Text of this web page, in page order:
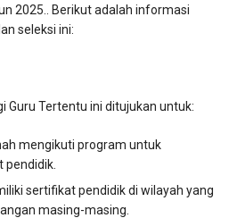
2025.. Berikut adalah informasi
seleksi ini:
Guru Tertentu ini ditujukan untuk:
mengikuti program untuk
sertifikat pendidik di wilayah yang
masing-masing.